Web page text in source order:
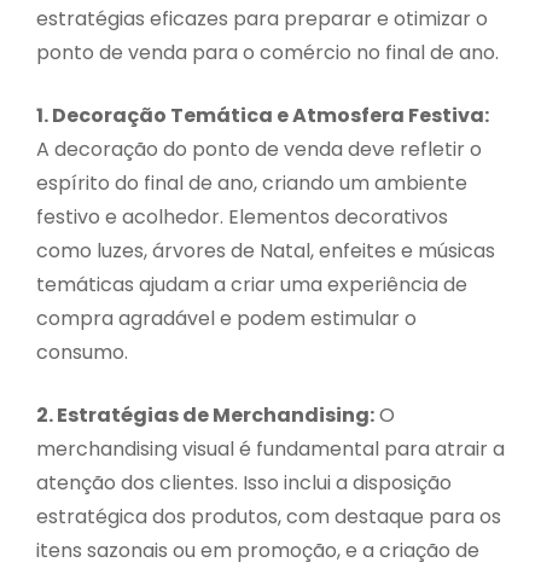
estratégias eficazes para preparar e otimizar o
ponto de venda para o comércio no final de ano.
1. Decoração Temática e Atmosfera Festiva:
A decoração do ponto de venda deve refletir o
espírito do final de ano, criando um ambiente
festivo e acolhedor. Elementos decorativos
como luzes, árvores de Natal, enfeites e músicas
temáticas ajudam a criar uma experiência de
compra agradável e podem estimular o
consumo.
2. Estratégias de Merchandising:O
merchandising visual é fundamental para atrair a
atenção dos clientes. Isso inclui a disposição
estratégica dos produtos, com destaque para os
itens sazonais ou em promoção, e a criação de